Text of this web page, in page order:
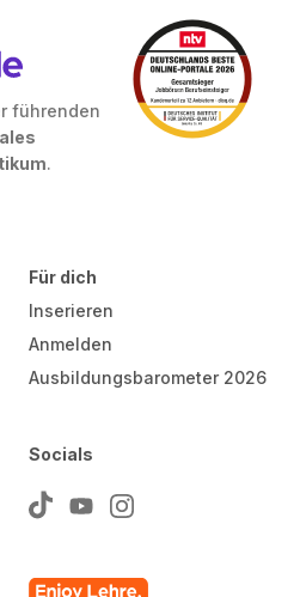
führenden
.
Für dich
Inserieren
Anmelden
Ausbildungsbarometer 2026
Socials